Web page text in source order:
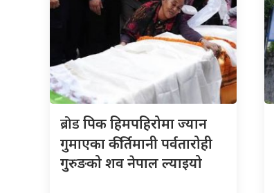
ब्रोडपिक हिमपहिरोमा ज्यान
गुमाएका कीर्तिमानी पर्वतारोही
गुरुङको शव नेपाल ल्याइयो